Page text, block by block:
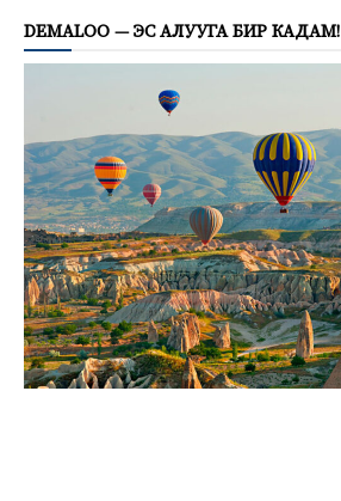
DEMALOO — ЭС АЛУУГА БИР КАДАМ!